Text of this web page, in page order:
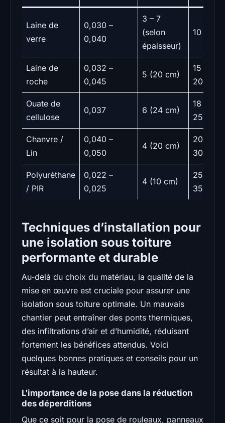
Laine de
verre
0,030 –
0,040
3 – 7
(selon
épaisseur)
10 – 15
Laine de
roche
0,032 –
0,045
5 (20 cm)
15 –
20
Ouate de
cellulose
0,037 6 (24 cm)
18 –
25
Chanvre /
Lin
0,040 –
0,050
4 (20 cm)
20 –
30
Polyuréthane
/ PIR
0,022 –
0,025
4 (10 cm)
25 –
35
Techniques d’installation pour
une isolation sous toiture
performante et durable
Au-delà du choix du matériau, la qualité de la
mise en œuvre est cruciale pour assurer une
isolation sous toiture optimale. Un mauvais
chantier peut entraîner des ponts thermiques,
des infiltrations d’air et d’humidité, réduisant
fortement les bénéfices attendus. Voici
quelques bonnes pratiques et conseils pour un
résultat à la hauteur.
L’importance de la pose dans la réduction
des déperditions
Que ce soit pour la pose de rouleaux, panneaux